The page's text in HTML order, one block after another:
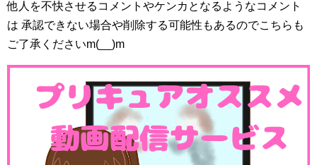
他人を不快させるコメントやケンカとなるようなコメント
は 承認できない場合や削除する可能性もあるのでこちらも
ご了承くださいm(__)m